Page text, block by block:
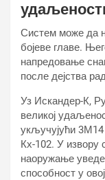
Систем може да
бојеве главе.
напредовање
после дејства
Уз Искандер-К,
великој
укључујући
Кх-102. У извору
наоружање
способност у